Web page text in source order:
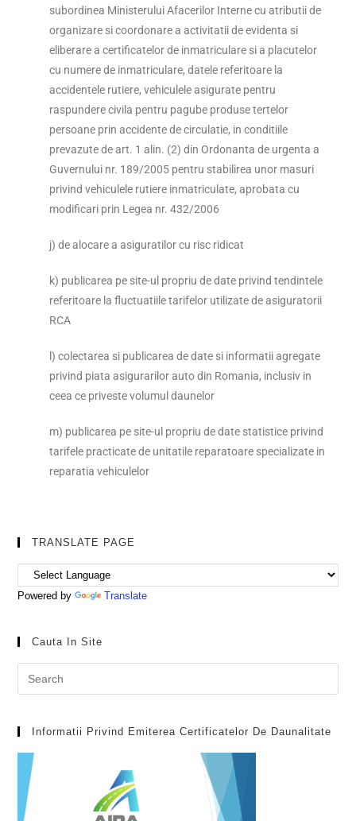
subordinea Ministerului Afacerilor Interne cu atributii de
organizare si coordonare a activitatii de evidenta si
eliberare a certificatelor de inmatriculare si a placutelor
cu numere de inmatriculare, datele referitoare la
accidentele rutiere, vehiculele asigurate pentru
raspundere civila pentru pagube produse tertelor
persoane prin accidente de circulatie, in conditiile
prevazute de art. 1 alin. (2) din Ordonanta de urgenta a
Guvernului nr. 189/2005 pentru stabilirea unor masuri
privind vehiculele rutiere inmatriculate, aprobata cu
modificari prin Legea nr. 432/2006
j) de alocare a asiguratilor cu risc ridicat
k) publicarea pe site-ul propriu de date privind tendintele
referitoare la fluctuatiile tarifelor utilizate de asiguratorii
RCA
l) colectarea si publicarea de date si informatii agregate
privind piata asigurarilor auto din Romania, inclusiv in
ceea ce priveste volumul daunelor
m) publicarea pe site-ul propriu de date statistice privind
tarifele practicate de unitatile reparatoare specializate in
reparatia vehiculelor
TRANSLATE PAGE
Powered by Translate
Cauta In Site
Informatii Privind Emiterea Certificatelor De Daunalitate